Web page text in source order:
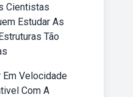
Cientistas
Estudar As
Tão
Em Velocidade
Com A